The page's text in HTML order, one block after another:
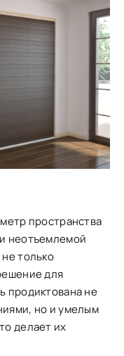
пространства
неотъемлемой
только
для
продиктована не
но и умелым
делает их